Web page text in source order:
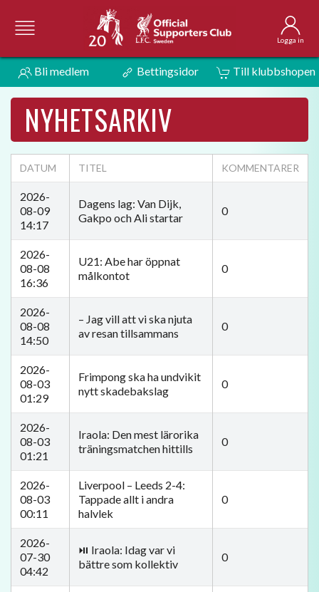
Logga in
Bli medlem Bettingsidor Till klubbshopen
NYHETSARKIV
DATUM TITEL KOMMENTARER
2026-
08-09
14:17
Dagens lag: Van Dijk,
Gakpo och Ali startar
0
2026-
08-08
16:36
U21: Abe har öppnat
målkontot
0
2026-
08-08
14:50
– Jag vill att vi ska njuta
av resan tillsammans
0
2026-
08-03
01:29
Frimpong ska ha undvikit
nytt skadebakslag
0
2026-
08-03
01:21
Iraola: Den mest lärorika
träningsmatchen hittills
0
2026-
08-03
00:11
Liverpool – Leeds 2-4:
Tappade allt i andra
halvlek
0
2026-
07-30
04:42
⏯️ Iraola: Idag var vi
bättre som kollektiv
0